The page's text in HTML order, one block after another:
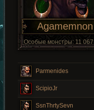
Agamemnon
Особые монстры: 11 067
Parmenides
ScipioJr
SsnThrtySevn